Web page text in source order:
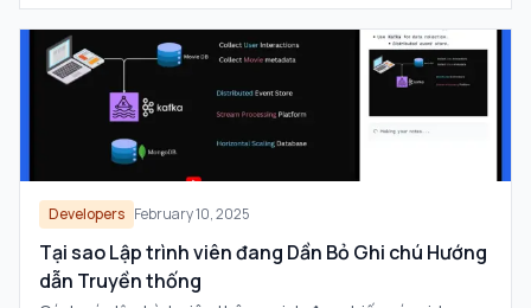
Developers February 10, 2025
Tại sao Lập trình viên đang Dần Bỏ Ghi chú Hướng
dẫn Truyền thống